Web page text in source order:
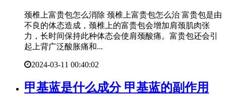
颈椎上富贵包怎么消除 颈椎上富贵包怎么治 富贵包是由
不良的体态造成，颈椎上的富贵包会增加肩颈肌肉张
力，长时间保持此种体态会使肩颈酸痛。富贵包还会引
起上背广泛酸胀痛和...
2024-03-11 00:40:02
​甲基蓝是什么成分 甲基蓝的副作用